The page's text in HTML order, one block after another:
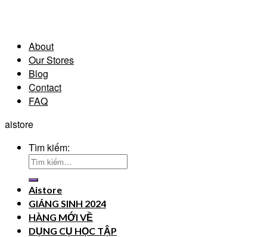
About
Our Stores
Blog
Contact
FAQ
aistore
Tìm kiếm:
Aistore
GIÁNG SINH 2024
HÀNG MỚI VỀ
DỤNG CỤ HỌC TẬP